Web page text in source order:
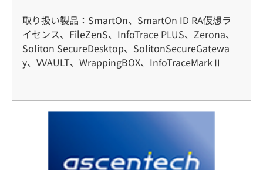
取り扱い製品：SmartOn、SmartOn ID RA仮想ラ
イセンス、FileZenS、InfoTrace PLUS、Zerona、
Soliton SecureDesktop、SolitonSecureGatewa
y、VVAULT、WrappingBOX、InfoTraceMarkⅡ